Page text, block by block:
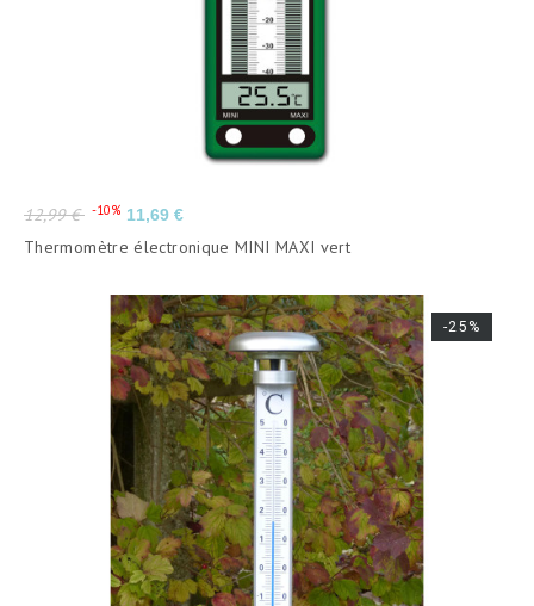
Prix
de
base
12,99 € -10% Prix
11,69 €
Thermomètre électronique MINI MAXI vert
-25%